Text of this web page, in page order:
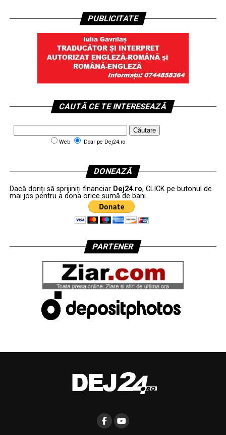
PUBLICITATE
CAUTĂ CE TE INTERESEAZĂ
Web Doar pe Dej24.ro
DONEAZĂ
Dacă doriți să sprijiniți financiar Dej24.ro, CLICK pe butonul de
mai jos pentru a dona orice sumă de bani.
PARTENER